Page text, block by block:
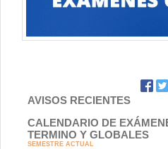
AVISOS RECIENTES
CALENDARIO DE
TERMINO Y GLOBALES
SEMESTRE ACTUAL